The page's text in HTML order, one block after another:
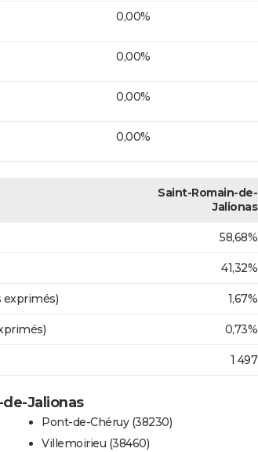
0,00%
0,00%
0,00%
0,00%
Saint-Romain-de-
Jalionas
58,68%
41,32%
exprimés) 1,67%
0,73%
1 497
Jalionas
Pont-de-Chéruy (38230)
Villemoirieu (38460)